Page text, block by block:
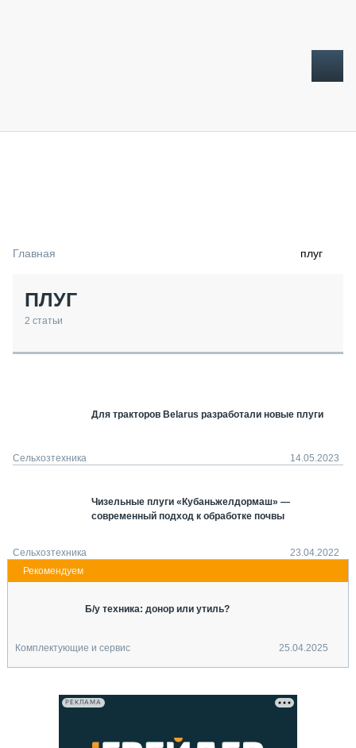
ТЕХНИКА КРУПНЫМ ПЛАНОМ
МЕРОПРИЯТИЯ
О ПРОЕКТЕ
Главная плуг
ПЛУГ
2 статьи
Для тракторов Belarus разработали новые плуги
Сельхозтехника 14.05.2023
Чизельные плуги «Кубаньжелдормаш» —
современный подход к обработке почвы
Сельхозтехника 23.04.2022
Б/у техника: донор или утиль?
Комплектующие и сервис 25.04.2025
РЕКЛАМА